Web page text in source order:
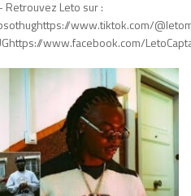
Retrouvez Leto sur :
www.tiktok.com/
www.facebook.com/